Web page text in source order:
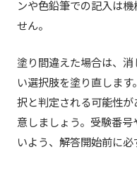
ンや色鉛筆での記入は
せん。
塗り間違えた場合は、
い選択肢を塗り直しま
択と判定される可能性
意しましょう。受験番
いよう、解答開始前に必